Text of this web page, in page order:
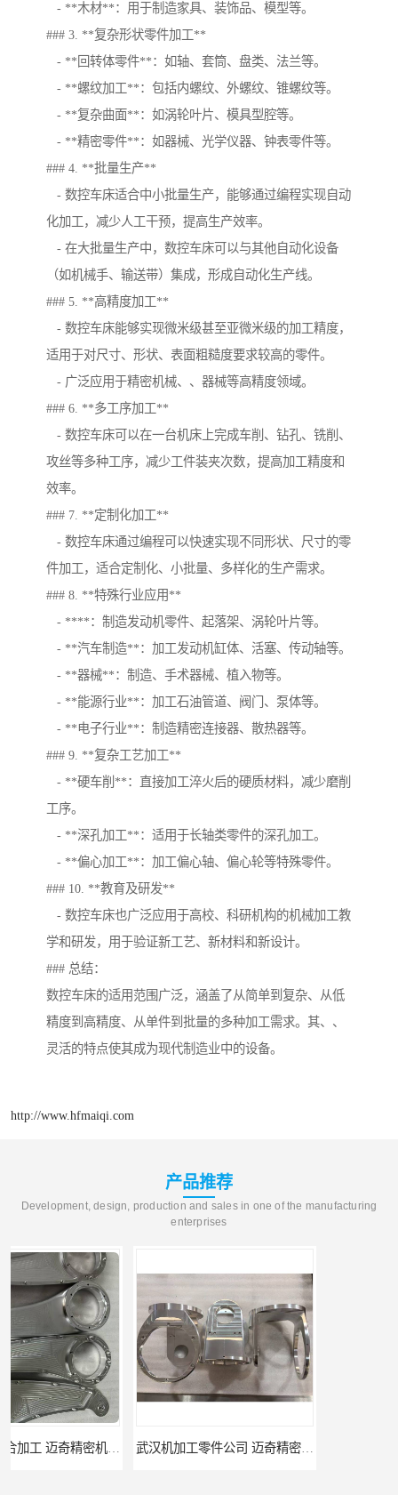
- **木材**：用于制造家具、装饰品、模型等。
### 3. **复杂形状零件加工**
- **回转体零件**：如轴、套筒、盘类、法兰等。
- **螺纹加工**：包括内螺纹、外螺纹、锥螺纹等。
- **复杂曲面**：如涡轮叶片、模具型腔等。
- **精密零件**：如器械、光学仪器、钟表零件等。
### 4. **批量生产**
- 数控车床适合中小批量生产，能够通过编程实现自动
化加工，减少人工干预，提高生产效率。
- 在大批量生产中，数控车床可以与其他自动化设备
（如机械手、输送带）集成，形成自动化生产线。
### 5. **高精度加工**
- 数控车床能够实现微米级甚至亚微米级的加工精度，
适用于对尺寸、形状、表面粗糙度要求较高的零件。
- 广泛应用于精密机械、、器械等高精度领域。
### 6. **多工序加工**
- 数控车床可以在一台机床上完成车削、钻孔、铣削、
攻丝等多种工序，减少工件装夹次数，提高加工精度和
效率。
### 7. **定制化加工**
- 数控车床通过编程可以快速实现不同形状、尺寸的零
件加工，适合定制化、小批量、多样化的生产需求。
### 8. **特殊行业应用**
- ****：制造发动机零件、起落架、涡轮叶片等。
- **汽车制造**：加工发动机缸体、活塞、传动轴等。
- **器械**：制造、手术器械、植入物等。
- **能源行业**：加工石油管道、阀门、泵体等。
- **电子行业**：制造精密连接器、散热器等。
### 9. **复杂工艺加工**
- **硬车削**：直接加工淬火后的硬质材料，减少磨削
工序。
- **深孔加工**：适用于长轴类零件的深孔加工。
- **偏心加工**：加工偏心轴、偏心轮等特殊零件。
### 10. **教育及研发**
- 数控车床也广泛应用于高校、科研机构的机械加工教
学和研发，用于验证新工艺、新材料和新设计。
### 总结：
数控车床的适用范围广泛，涵盖了从简单到复杂、从低
精度到高精度、从单件到批量的多种加工需求。其、、
灵活的特点使其成为现代制造业中的设备。
http://www.hfmaiqi.com
产品推荐
Development, design, production and sales in one of the manufacturing
enterprises
武汉机加工零件公司 迈奇精密机械 批量订单可免费打样